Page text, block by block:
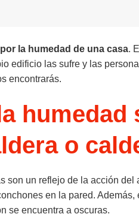
la humedad de una casa.
edificio las sufre y las
encontrarás.
humedad
o
son un reflejo de la acción
en la pared.
se encuentra a oscuras.